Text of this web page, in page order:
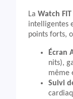
La Watch
intelligentes
points forts,
Écran
nits),
même
Suivi